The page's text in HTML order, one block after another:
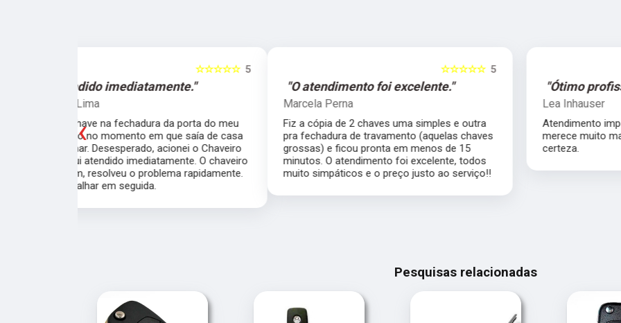
"O atendimento foi excelente."
Fiz a cópia de 2 chaves uma simples e outra
pra fechadura de travamento (aquelas chaves
grossas) e ficou pronta em menos de 15
minutos. O atendimento foi excelente, todos
muito simpáticos e o preço justo ao serviço!!
"Ótimo profissional."
Atendimento impecável, ótimo profissional
merece muito mais que 5 estrelas com
certeza.
‹
Pesquisas relacionadas